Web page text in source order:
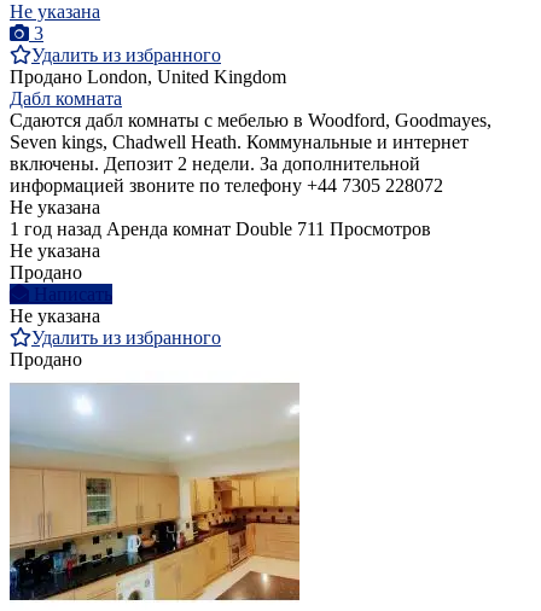
Не указана
3
Удалить из избранного
Продано London, United Kingdom
Дабл комната
Сдаются дабл комнаты с мебелью в Woodford, Goodmayes,
Seven kings, Chadwell Heath. Коммунальные и интернет
включены. Депозит 2 недели. За дополнительной
информацией звоните по телефону +44 7305 228072
Не указана
1 год назад Аренда комнат Double 711 Просмотров
Не указана
Продано
Написать
Не указана
Удалить из избранного
Продано